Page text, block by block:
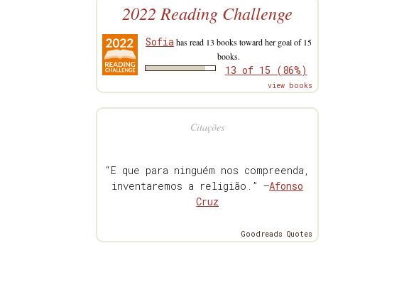
2022 Reading Challenge
Sofiahas read 13 books toward her goal of 15
books.
13 of 15 (86%)
view books
Citações
“E que para ninguém nos compreenda,
inventaremos a religião.” —Afonso
Cruz
Goodreads Quotes